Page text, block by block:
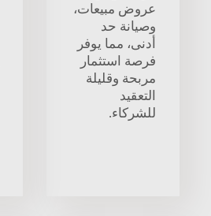
عروض مبيعات،
وصيانة حد
أدنى، مما يوفر
فرصة استثمار
مربحة وقليلة
التعقيد
للشركاء.